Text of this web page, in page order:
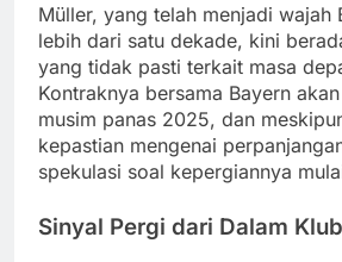
Müller, yang telah menjadi wajah
lebih dari satu dekade, kini
yang tidak pasti terkait masa
Kontraknya bersama Bayern
musim panas 2025, dan
kepastian mengenai
spekulasi soal kepergiannya
Sinyal Pergi dari Dalam Klub